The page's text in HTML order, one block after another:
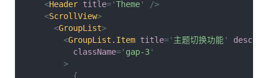
<Header title='Theme'
/>
<ScrollView>
<GroupList>
<GroupList.Item title=' 主题切换功能 ' desc=
className=' gap-3'
>
{